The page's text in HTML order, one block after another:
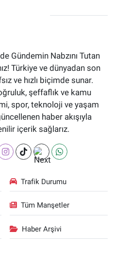
Gündemin Nabzını Tutan
Türkiye ve dünyadan son
ve hızlı biçimde sunar.
şeffaflık ve kamu
spor, teknoloji ve yaşam
haber akışıyla
içerik sağlarız.
Trafik Durumu
Tüm Manşetler
Haber Arşivi